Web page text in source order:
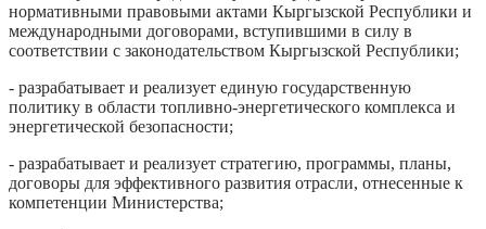
нормативными правовыми актами Кыргызской Республики и
международными договорами, вступившими в силу в
соответствии с законодательством Кыргызской Республики;
- разрабатывает и реализует единую государственную
политику в области топливно-энергетического комплекса и
энергетической безопасности;
- разрабатывает и реализует стратегию, программы, планы,
договоры для эффективного развития отрасли, отнесенные к
компетенции Министерства;